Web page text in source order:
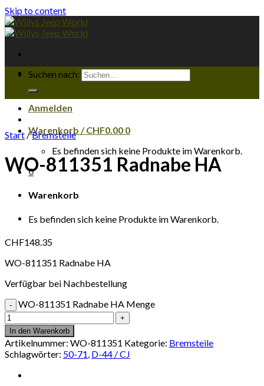
Skip to content
Suchen nach:
Anmelden
Warenkorb /CHF0.00 0
Es befinden sich keine Produkte im Warenkorb.
0
Warenkorb
Es befinden sich keine Produkte im Warenkorb.
Start /Bremsteile
WO-811351 Radnabe HA
CHF148.35
WO-811351 Radnabe HA
Verfügbar bei Nachbestellung
WO-811351 Radnabe HA Menge
In den Warenkorb
Artikelnummer: WO-811351 Kategorie: Bremsteile
Schlagwörter: 50-71 D-44 / CJ